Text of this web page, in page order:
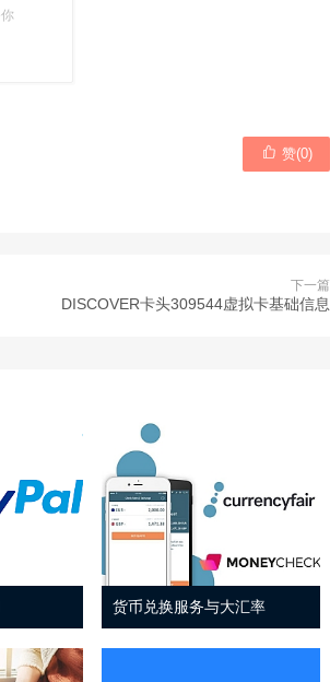
 赞(0)
下一篇
DISCOVER卡头309544虚拟卡基础信息
货币兑换服务与大汇率